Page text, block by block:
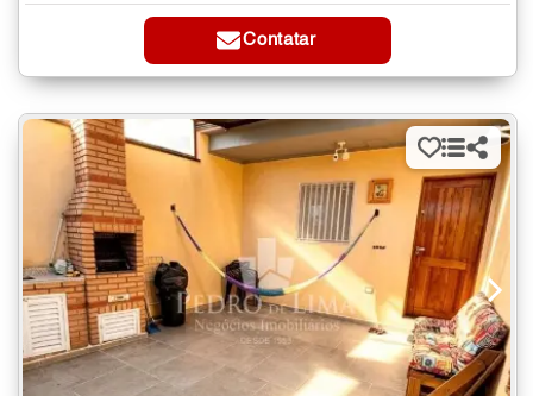
Contatar